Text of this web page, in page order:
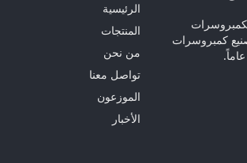
كمبروسرات
الرئيسية
المنتجات
من نحن
تواصل معنا
الموزعون
الأخبار